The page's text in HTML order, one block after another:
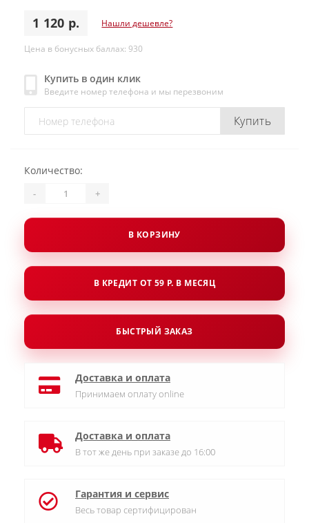
1 120 р. Нашли дешевле?
Цена в бонусных баллах: 930
Купить в один клик
Введите номер телефона и мы перезвоним
Купить
Количество:
- +
В КОРЗИНУ
В КРЕДИТ ОТ 59 Р. В МЕСЯЦ
БЫСТРЫЙ ЗАКАЗ
Доставка и оплата
Принимаем оплату online
Доставка и оплата
В тот же день при заказе до 16:00
Гарантия и сервис
Весь товар сертифицирован